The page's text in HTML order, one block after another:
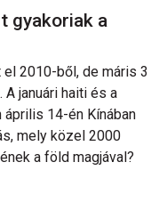
gyakoriak a
2010-ből, de máris 3
januári haiti és a
14-én Kínában
mely közel 2000
a föld magjával?